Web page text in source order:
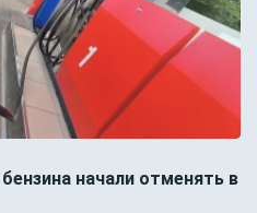
начали отменять в